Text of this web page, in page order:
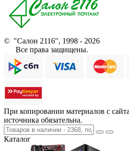
© "Салон 2116", 1998 - 2026
Все права защищены.
При копировании материалов с
источника обязательна.
Каталог